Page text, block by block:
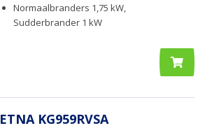
Normaalbranders 1,75 kW,
Sudderbrander 1 kW
ETNA KG959RVSA